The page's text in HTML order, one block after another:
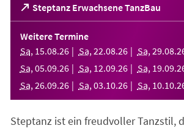
Steptanz Erwachsene TanzBau
(Öffnet
in
einem
neuen
Tab)
Weitere Termine
Sa, 15.08.26 Sa, 22.08.26 Sa, 29.08.
Sa, 05.09.26 Sa, 12.09.26 Sa, 19.09.
Sa, 26.09.26 Sa, 03.10.26 Sa, 10.10.
Steptanz ist ein freudvoller Tanzstil,